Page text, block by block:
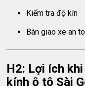
Kiểm tra độ kín
Bàn giao xe an
H2: Lợi ích
kính ô tô Sài